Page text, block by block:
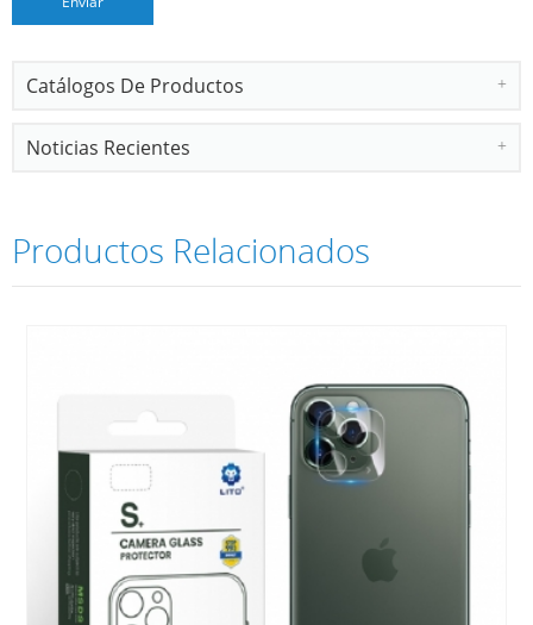
Catálogos De Productos
Noticias Recientes
Productos Relacionados